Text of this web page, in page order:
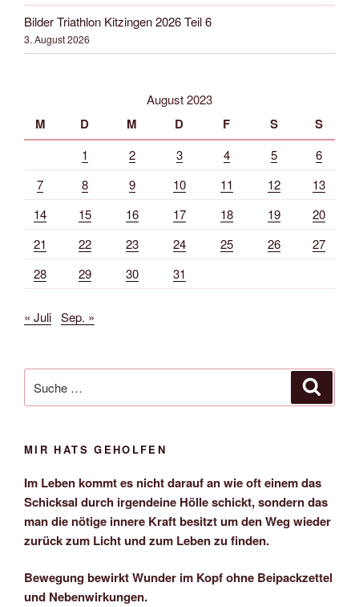
Bilder Triathlon Kitzingen 2026 Teil 6
3. August 2026
August 2023
M D M D F S S
1 2 3 4 5
6
7
8 9 10 11 12
13
14
15 16 17 18 19
20
21
22 23 24 25 26
27
28
29 30 31
« Juli Sep. »
nach:
MIR HATS GEHOLFEN
Im Leben kommt es nicht darauf an wie oft einem das
Schicksal durch irgendeine Hölle schickt, sondern das
man die nötige innere Kraft besitzt um den Weg wieder
zurück zum Licht und zum Leben zu finden.
Bewegung bewirkt Wunder im Kopf ohne Beipackzettel
und Nebenwirkungen.